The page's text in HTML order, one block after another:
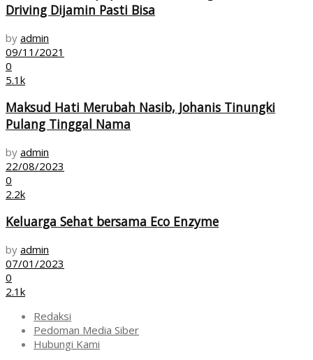
Driving Dijamin Pasti Bisa
by admin
09/11/2021
0
5.1k
Maksud Hati Merubah Nasib, Johanis Tinungki
Pulang Tinggal Nama
by admin
22/08/2023
0
2.2k
Keluarga Sehat bersama Eco Enzyme
by admin
07/01/2023
0
2.1k
Redaksi
Pedoman Media Siber
Hubungi Kami